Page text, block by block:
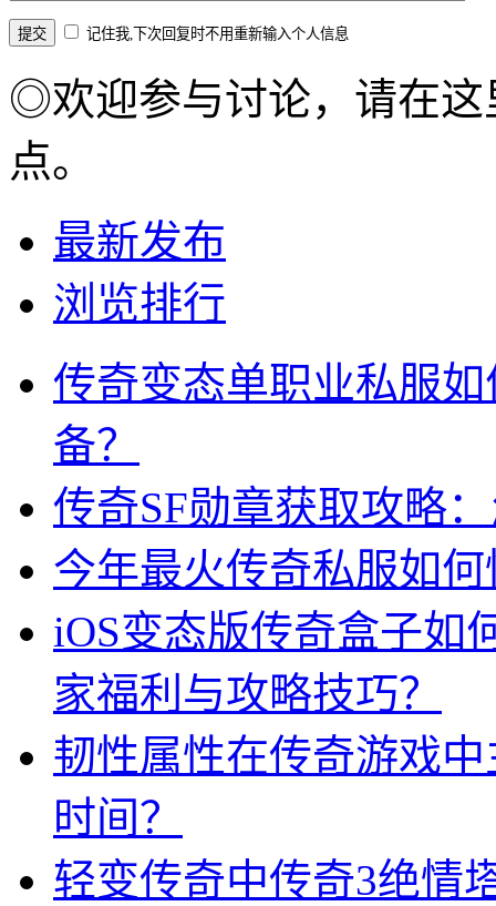
记住我,下次回复时不用重新输入个人信息
◎欢迎参与讨论，请在这
点。
最新发布
浏览排行
传奇变态单职业私服
备？
传奇SF勋章获取攻略
今年最火传奇私服如
iOS变态版传奇盒子如
家福利与攻略技巧？
韧性属性在传奇游戏
时间？
轻变传奇中传奇3绝情